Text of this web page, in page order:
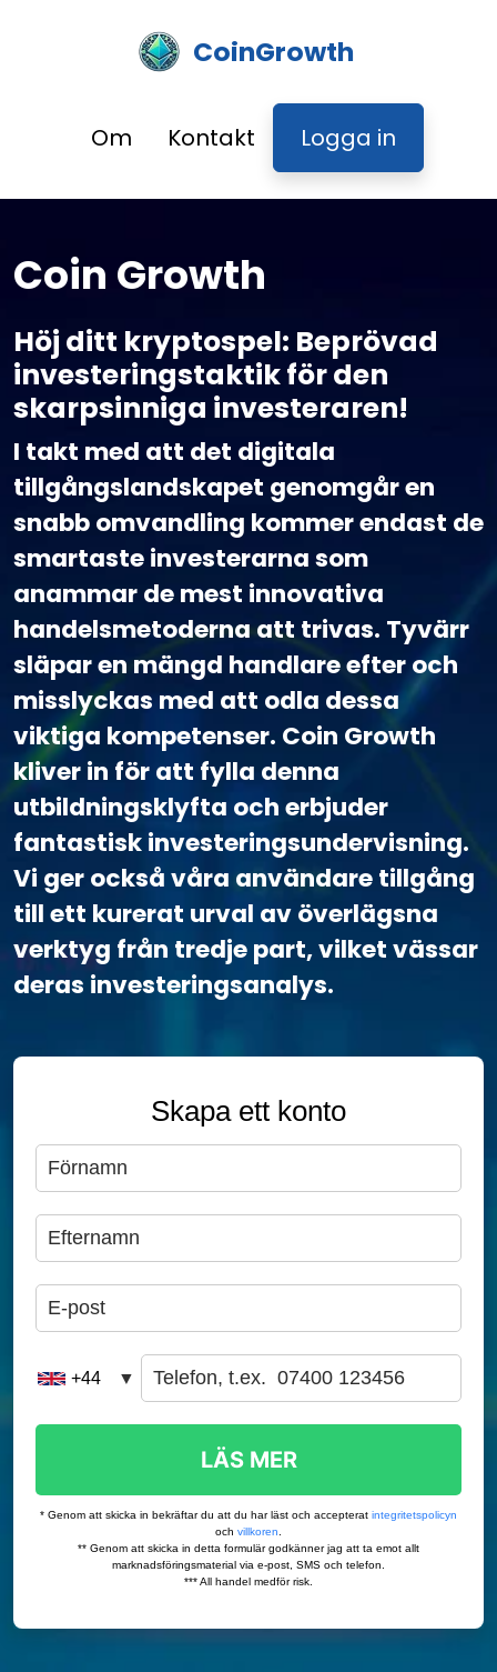
CoinGrowth
Om Kontakt Logga in
Coin Growth
Höj ditt kryptospel: Beprövad
investeringstaktik för den
skarpsinniga investeraren!
I takt med att det digitala
tillgångslandskapet genomgår en
snabb omvandling kommer endast de
smartaste investerarna som
anammar de mest innovativa
handelsmetoderna att trivas. Tyvärr
släpar en mängd handlare efter och
misslyckas med att odla dessa
viktiga kompetenser. Coin Growth
kliver in för att fylla denna
utbildningsklyfta och erbjuder
fantastisk investeringsundervisning.
Vi ger också våra användare tillgång
till ett kurerat urval av överlägsna
verktyg från tredje part, vilket vässar
deras investeringsanalys.